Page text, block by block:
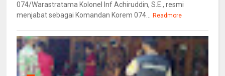
074/Warastratama Kolonel Inf Achiruddin, S.E., resmi
menjabat sebagai Komandan Korem 074... Readmore